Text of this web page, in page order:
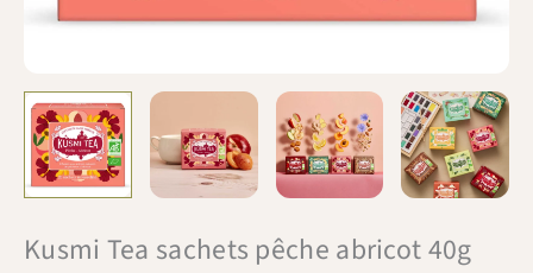
Kusmi Tea sachets pêche abricot 40g